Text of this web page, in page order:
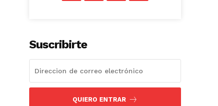
Suscribirte
QUIERO ENTRAR